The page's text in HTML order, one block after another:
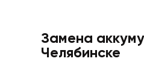
Замена
Челябинске